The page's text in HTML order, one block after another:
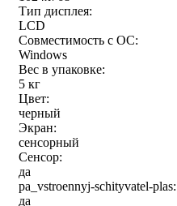
Тип дисплея:
LCD
Совместимость с ОС:
Windows
Вес в упаковке:
5 кг
Цвет:
черный
Экран:
сенсорный
Сенсор:
да
pa_vstroennyj-schityvatel-plas:
да